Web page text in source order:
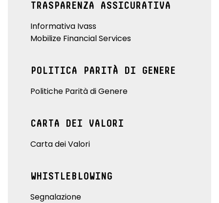
TRASPARENZA ASSICURATIVA
Informativa Ivass
Mobilize Financial Services
POLITICA PARITÀ DI GENERE
Politiche Parità di Genere
CARTA DEI VALORI
Carta dei Valori
WHISTLEBLOWING
Segnalazione